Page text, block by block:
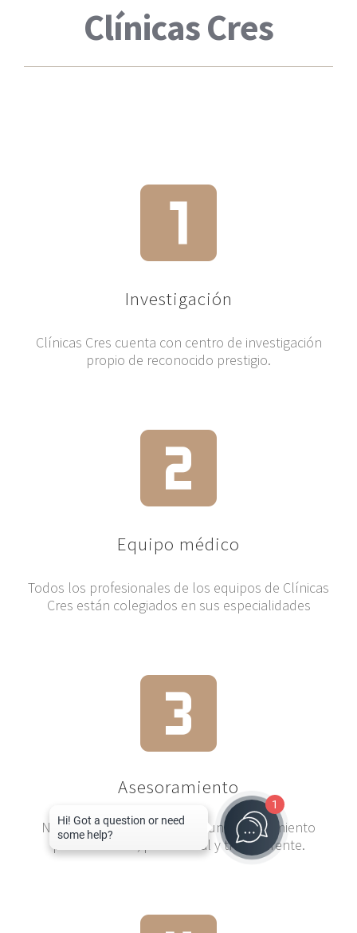
Clínicas Cres
Investigación
Clínicas Cres cuenta con centro de investigación
propio de reconocido prestigio.
Equipo médico
Todos los profesionales de los equipos de Clínicas
Cres están colegiados en sus especialidades
Asesoramiento
Nuestra misión es ofrecerte un asesoramiento
personalizado, profesional y transparente.
1